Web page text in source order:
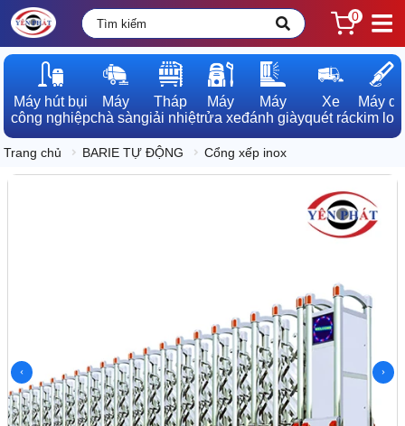
0
Máy hút bụi
công nghiệp
Máy
chà sàn
Tháp
giải nhiệt
Máy
rửa xe
Máy
đánh giày
Xe
quét rác
Máy dò
kim loại
Trang chủ BARIE TỰ ĐỘNG Cổng xếp inox